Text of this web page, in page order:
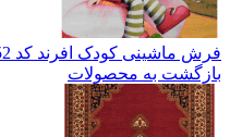
فرش ماشینی کودک افرند کد 152
بازگشت به محصولات